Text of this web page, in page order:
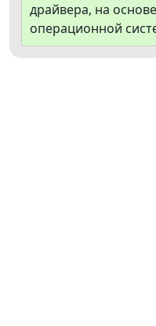
драйвера, на
операционной